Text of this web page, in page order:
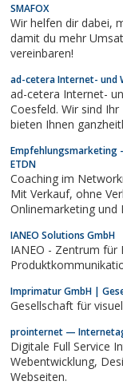
SMAFOX
Wir helfen dir dabei, mehr Kunden oder Mitarbeiter zu erreichen,
damit du mehr
vereinbaren!
ad-cetera Internet- und
ad-cetera Internet-
Coesfeld. Wir sind
bieten Ihnen
Empfehlungsmarketing
ETDN
Coaching im
Mit Verkauf, ohne Verkauf, im Touristikmarkt, im
Onlinemarketing und
IANEO Solutions GmbH
IANEO - Zentrum für
Imprimatur GmbH |
Gesellschaft für
prointernet —
Digitale Full Service
Webentwicklung, Design, Gutscheinsysteme, Online-Shops und
Webseiten.